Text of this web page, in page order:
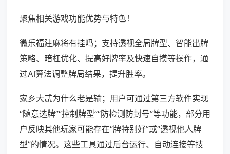
聚焦相关游戏功能优势与特色！
微乐福建麻将有挂吗；支持透视全局牌型、智能出牌
策略、暗杠优化、提高好牌率及快速自摸等操作，通
过AI算法调整牌局结果，提升胜率。
家乡大贰为什么老是输；用户可通过第三方软件实现
“随意选牌”“控制牌型”“防检测防封号”等功能，部分用
户反映其他玩家可能存在“牌特别好”或“透视他人牌
型”的情况。这些工具通过后台运行、自动连接等技